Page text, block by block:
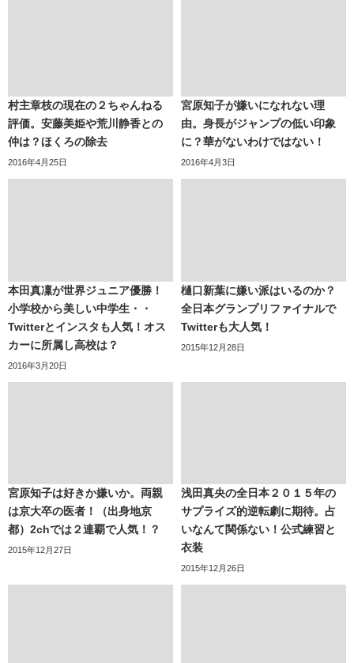
村主章枝の現在の２ちゃんねる
評価。安藤美姫や荒川静香との
仲は？ほくろの除去
2016年4月25日
宮原知子が嫌いになれない理
由。身長がジャンプの低い印象
に？華がないわけではない！
2016年4月3日
本田真凜が世界ジュニア優勝！
小学校から美しい中学生・・
Twitterとインスタも人気！オス
カーに所属し高校は？
2016年3月20日
樋口新葉に嫌い派はいるのか？
全日本グランプリファイナルで
Twitterも大人気！
2015年12月28日
宮原知子は好きか嫌いか。両親
は京大卒の医者！（出身地京
都）2chでは２連覇で人気！？
2015年12月27日
浅田真央の全日本２０１５年の
サプライズ的逆転劇に期待。占
いなんて関係ない！公式練習と
衣装
2015年12月26日